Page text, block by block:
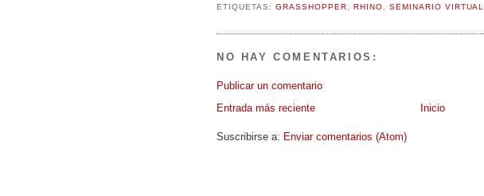
ETIQUETAS: GRASSHOPPER, RHINO, SEMINARIO VIRTUAL
NO HAY COMENTARIOS:
Publicar un comentario
Entrada más reciente
Inicio
Suscribirse a: Enviar comentarios (Atom)